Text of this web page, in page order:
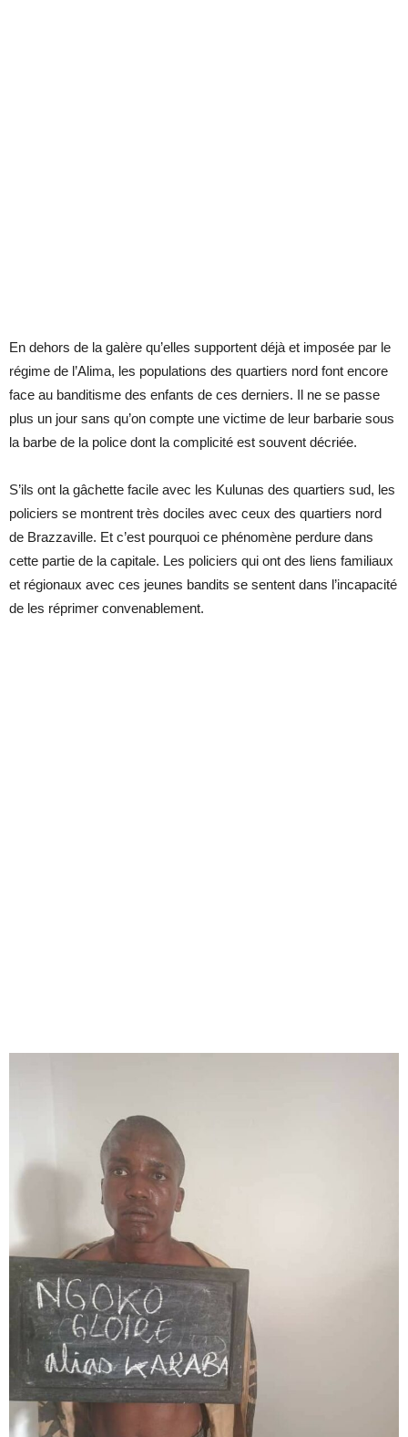
En dehors de la galère qu’elles supportent déjà et imposée par le
régime de l’Alima, les populations des quartiers nord font encore
face au banditisme des enfants de ces derniers. Il ne se passe
plus un jour sans qu’on compte une victime de leur barbarie sous
la barbe de la police dont la complicité est souvent décriée.
S’ils ont la gâchette facile avec les Kulunas des quartiers sud, les
policiers se montrent très dociles avec ceux des quartiers nord
de Brazzaville. Et c’est pourquoi ce phénomène perdure dans
cette partie de la capitale. Les policiers qui ont des liens familiaux
et régionaux avec ces jeunes bandits se sentent dans l’incapacité
de les réprimer convenablement.